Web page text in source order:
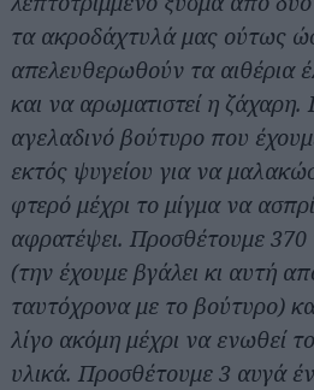
τα ακροδάχτυλά μας ούτως
απελευθερωθούν τα αιθέρια
και να αρωματιστεί η
αγελαδινό βούτυρο που
εκτός ψυγείου για να
φτερό μέχρι το μίγμα να
αφρατέψει. Προσθέτουμε
(την έχουμε βγάλει κι αυτή
ταυτόχρονα με το βούτυρο)
λίγο ακόμη μέχρι να ενωθεί
υλικά. Προσθέτουμε 3 αυγά